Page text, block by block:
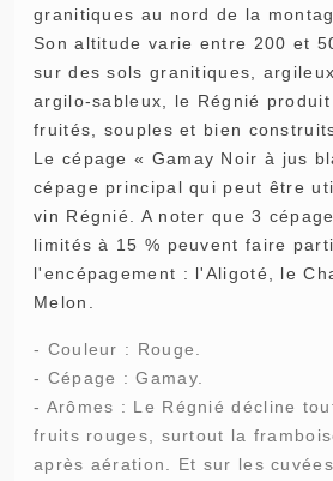
granitiques au nord de la
Son altitude varie entre 200 et
sur des sols granitiques,
argilo-sableux, le Régnié
fruités, souples et bien
Le cépage « Gamay Noir à jus
cépage principal qui peut être
vin Régnié. A noter que 3
limités à 15 % peuvent faire
l'encépagement : l'Aligoté, le
Melon.
- Couleur : Rouge.
- Cépage :Gamay.
- Arômes : Le Régnié décline
fruits rouges, surtout la
après aération. Et sur les